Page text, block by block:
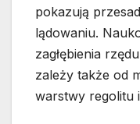
pokazują
lądowaniu.
zagłębienia
zależy także od
warstwy regolitu